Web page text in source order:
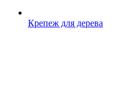
Крепеж для дерева